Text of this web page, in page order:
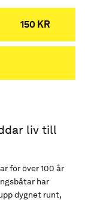
150 KR
liv till
för över 100 år
har
dygnet runt,